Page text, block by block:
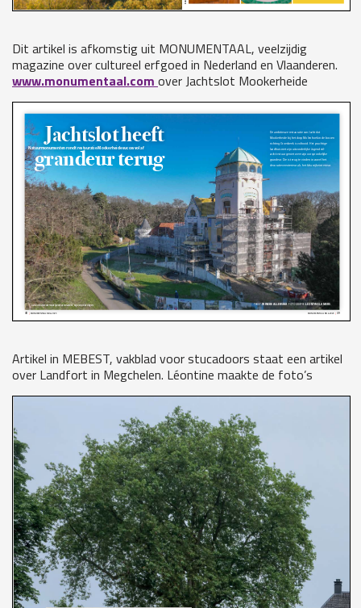
Dit artikel is afkomstig uit MONUMENTAAL, veelzijdig
magazine over cultureel erfgoed in Nederland en Vlaanderen.
www.monumentaal.com over Jachtslot Mookerheide
Artikel in MEBEST, vakblad voor stucadoors staat een artikel
over Landfort in Megchelen. Léontine maakte de foto’s